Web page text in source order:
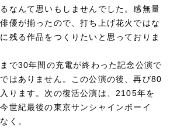
なんて思いもしませんでした。感無量
優が揃ったので、打ち上げ花火ではな
残る作品をつくりたいと思っておりま
で30年間の充電が終わった記念公演で
はありません。この公演の後、再び80
ります。次の復活公演は、2105年を
世紀最後の東京サンシャインボーイ
く。